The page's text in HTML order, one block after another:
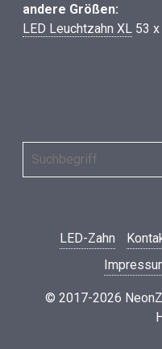
andere Größen:
LED Leuchtzahn XL 53
LED-Zahn
© 2017-2026